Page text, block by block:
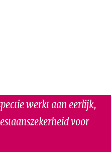
werkt aan eerlijk,
voor